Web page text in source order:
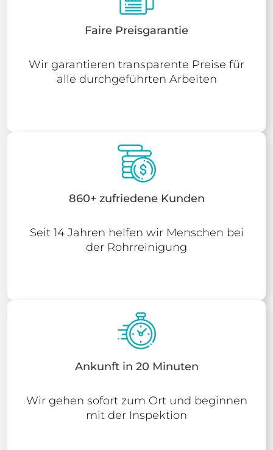
Faire Preisgarantie
Wir garantieren transparente Preise für
alle durchgeführten Arbeiten
860+ zufriedene Kunden
Seit 14 Jahren helfen wir Menschen bei
der Rohrreinigung
Ankunft in 20 Minuten
Wir gehen sofort zum Ort und beginnen
mit der Inspektion